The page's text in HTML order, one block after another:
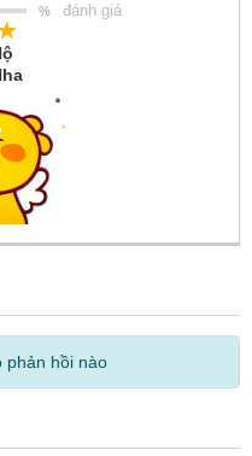
% đánh giá
phản hồi nào